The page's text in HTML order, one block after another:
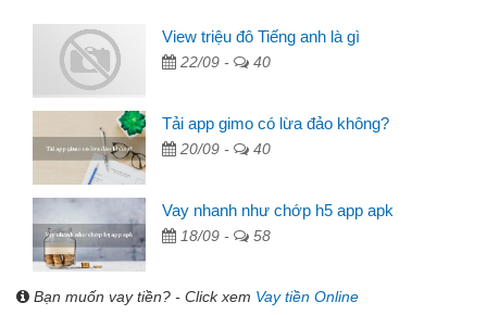
View triệu đô Tiếng anh là gì
22/09 - 40
Tải app gimo có lừa đảo không?
20/09 - 40
Vay nhanh như chớp h5 app apk
18/09 - 58
Bạn muốn vay tiền? - Click xem Vay tiền Online